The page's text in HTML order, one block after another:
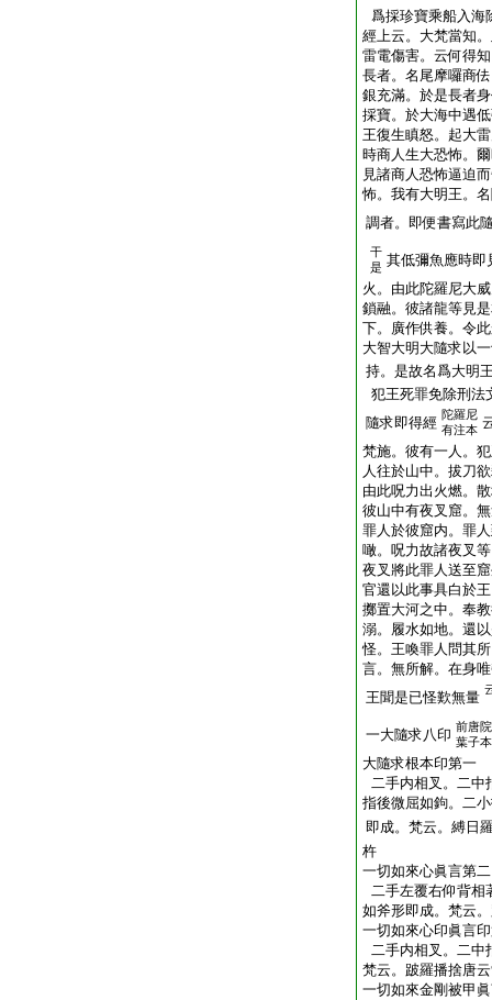
爲採珍寶乘船入海
經上云。大梵當知
雷電傷害。云何得
長者。名尾摩囉商
銀充滿。於是長者
採寶。於大海中遇
王復生瞋怒。起大
時商人生大恐怖。
見諸商人恐怖逼迫
怖。我有大明王。
調者。即便書寫此
干
是 其低彌魚應時即
火。由此陀羅尼大
鎖融。彼諸龍等見
下。廣作供養。令
大智大明大隨求以
持。是故名爲大明
犯王死罪免除刑法
隨求即得經 陀羅尼
有注本
梵施。彼有一人。
人往於山中。拔刀
由此呪力出火燃。
彼山中有夜叉窟。
罪人於彼窟内。罪
噉。呪力故諸夜叉
夜叉將此罪人送至
官還以此事具白於
擲置大河之中。奉
溺。履水如地。還
怪。王喚罪人問其
言。無所解。在身
王聞是已怪歎無量
一大隨求八印 前唐院
葉子本
大隨求根本印第一
二手内相叉。二中
指後微屈如鉤。二
即成。梵云。縛日
杵
一切如來心眞言第二
二手左覆右仰背相
如斧形即成。梵云
一切如來心印眞言
二手内相叉。二中
梵云。跛羅播捨唐
一切如來金剛被甲